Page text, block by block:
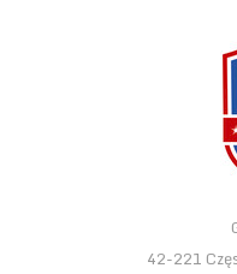
42-221